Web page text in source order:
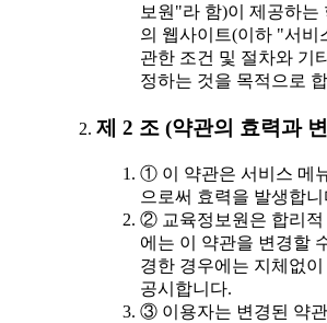
보원"라 함)이 제공하는
의 웹사이트(이하 "서비
관한 조건 및 절차와 기
정하는 것을 목적으로
제 2 조 (약관의 효력과
① 이 약관은 서비스 메
으로써 효력을 발생합니
② 교육정보원은 합리적
에는 이 약관을 변경할
경한 경우에는 지체없
공시합니다.
③ 이용자는 변경된 약